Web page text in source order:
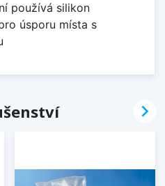
používá silikon
úsporu místa s
